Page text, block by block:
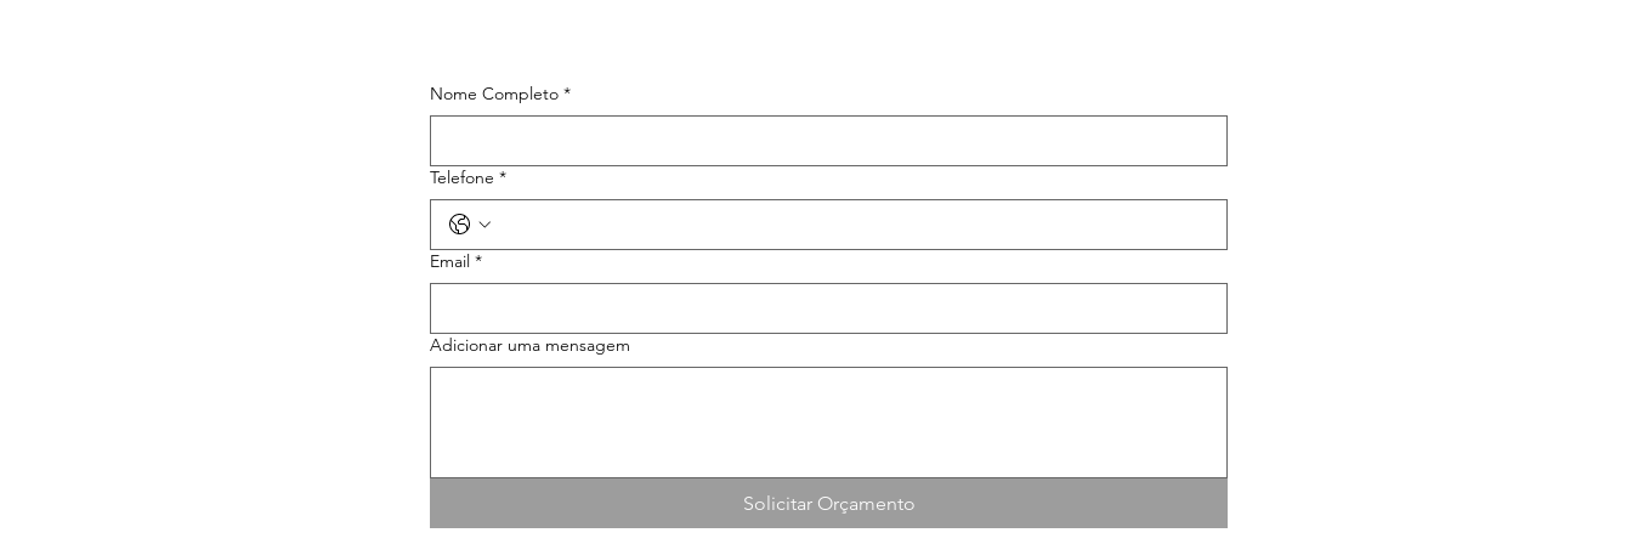
Nome Completo *
Telefone *
Email *
Adicionar uma mensagem
Solicitar Orçamento